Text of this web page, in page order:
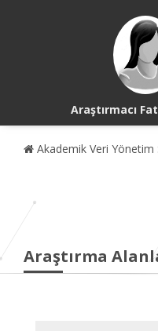
Araştırmacı
Akademik Veri Yönetim
Araştırma